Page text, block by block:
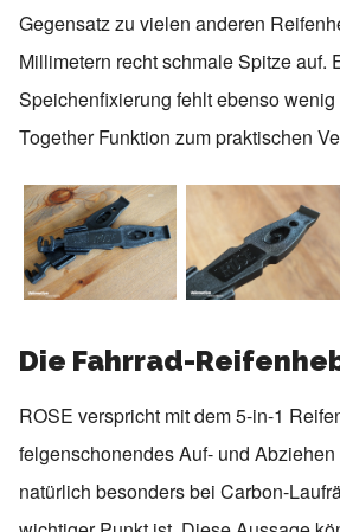
Gegensatz zu vielen anderen
Millimetern recht schmale Spitze auf.
Speichenfixierung fehlt ebenso
Together Funktion zum praktischen
Die Fahrrad-
ROSE verspricht mit dem 5-in-1
felgenschonendes Auf- und
natürlich besonders bei Carbon-